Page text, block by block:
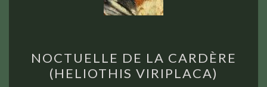
DE
LA
NOCTUELLE DE LA CARDÈRE
(HELIOTHIS VIRIPLACA)